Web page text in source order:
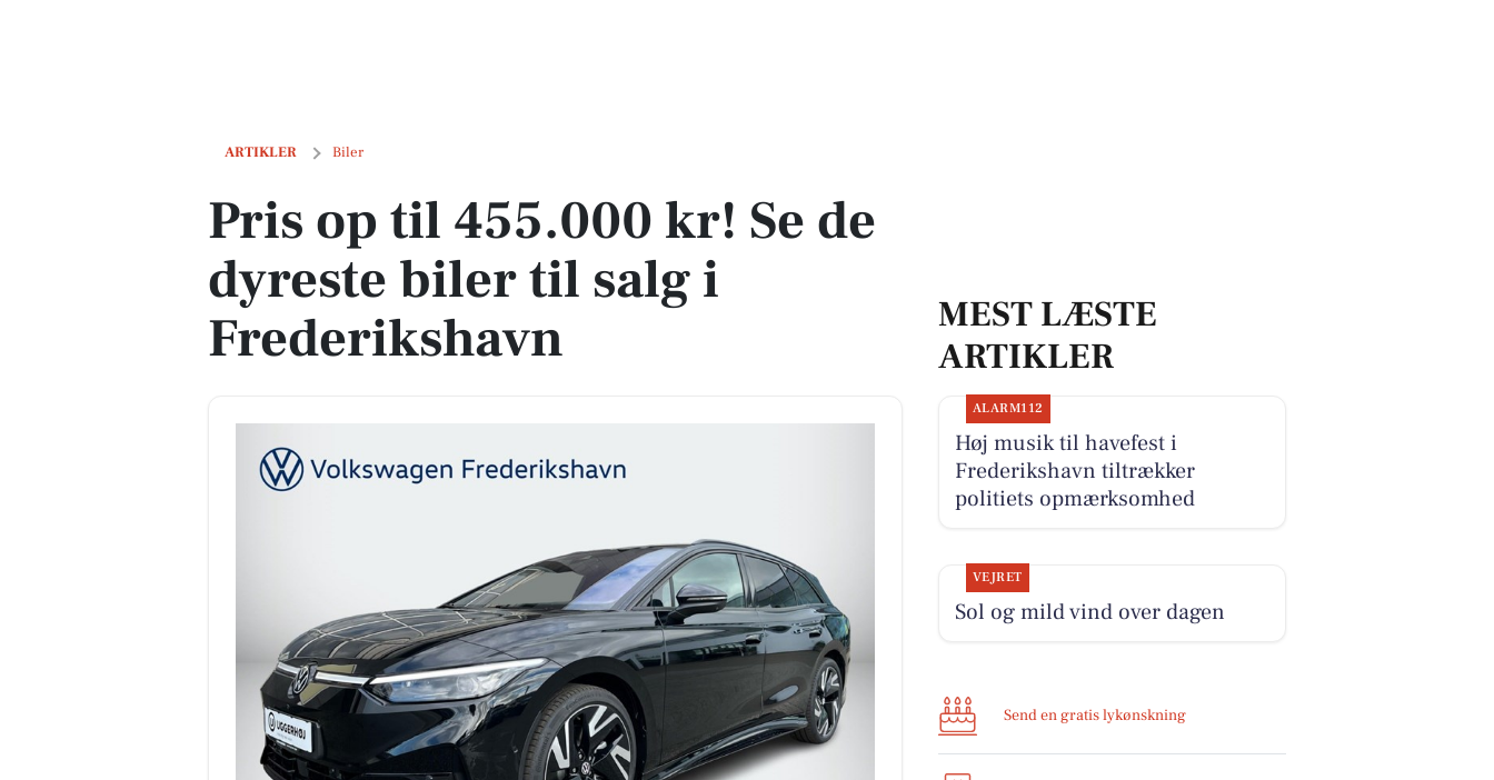
ARTIKLER Biler
Pris op til 455.000 kr! Se de dyreste biler til salg i Frederikshavn
Pris op til 455.000 kr! Se de
dyreste biler til salg i
Frederikshavn
MEST LÆSTE
ARTIKLER
ALARM112
Høj musik til havefest i
Frederikshavn tiltrækker
politiets opmærksomhed
VEJRET
Sol og mild vind over dagen
Send en gratis lykønskning